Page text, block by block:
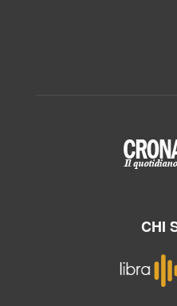
CHI